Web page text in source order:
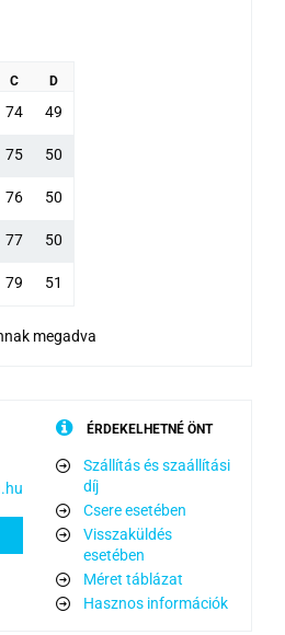
C D
74 49
75 50
76 50
77 50
79 51
megadva
ÉRDEKELHETNÉ ÖNT
Szállítás és szaállítási
díj
Csere esetében
Visszaküldés
esetében
Méret táblázat
Hasznos információk